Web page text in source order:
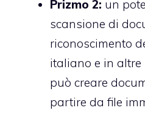
Prizmo 2: un
scansione di
riconoscimento
italiano e in altre
può creare
partire da file